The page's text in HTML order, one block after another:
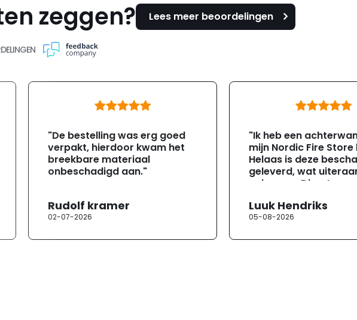
zeggen? Lees meer beoordelingen
"De bestelling was erg goed
verpakt, hierdoor kwam het
breekbare materiaal
onbeschadigd aan."
Rudolf kramer
02-07-2026
"Ik heb een
mijn Nordic Fire
Helaas is deze
geleverd, wat
gebeuren. Direct na
opgenomen met de
klantenservice. Helaas
erg moeizaam;
Luuk Hendriks
05-08-2026